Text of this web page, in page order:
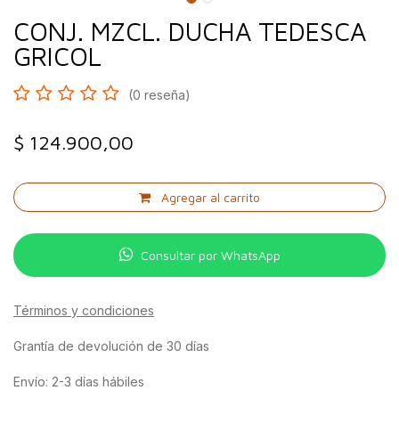
CONJ. MZCL. DUCHA TEDESCA
GRICOL
(0 reseña)
$ 124.900,00
Agregar al carrito
Consultar por WhatsApp
Términos y condiciones
Grantía de devolución de 30 días
Envío: 2-3 días hábiles